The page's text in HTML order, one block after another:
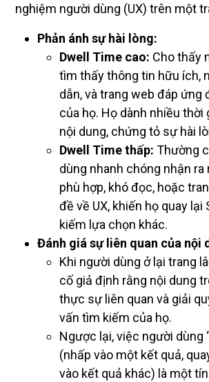
nghiệm người dùng (UX) trên một
Phản ánh sự hài lòng:
Dwell Time cao: Cho thấy
tìm thấy thông tin hữu ích,
dẫn, và trang web đáp ứng
của họ. Họ dành nhiều thời
nội dung, chứng tỏ sự hài
Dwell Time thấp: Thường
dùng nhanh chóng nhận ra
phù hợp, khó đọc, hoặc
đề về UX, khiến họ quay lại
kiếm lựa chọn khác.
Đánh giá sự liên quan của nội
Khi người dùng ở lại trang
cố giả định rằng nội dung
thực sự liên quan và giải
vấn tìm kiếm của họ.
Ngược lại, việc người dùng
(nhấp vào một kết quả,
vào kết quả khác) là một